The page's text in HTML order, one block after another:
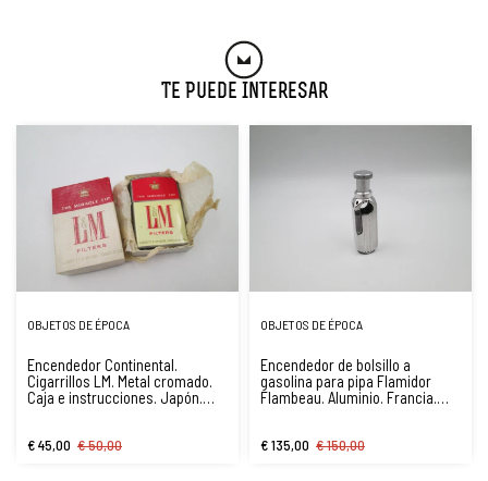
Te Puede Interesar
OBJETOS DE ÉPOCA
Encendedor Continental.
Cigarrillos LM. Metal cromado.
Caja e instrucciones. Japón.
1980
€ 45,00 € 50,00
OBJETOS DE ÉPOCA
Encendedor de bolsillo a
gasolina para pipa Flamidor
Flambeau. Aluminio. Francia.
€ 135,00 € 150,00